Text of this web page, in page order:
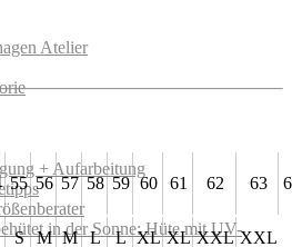
Atelier
+ Aufarbeitung
in der Sonne: Hüte mit UV-
55 56 57 58 59 60 61 62 63
S M M L L XL XL XXL XXL